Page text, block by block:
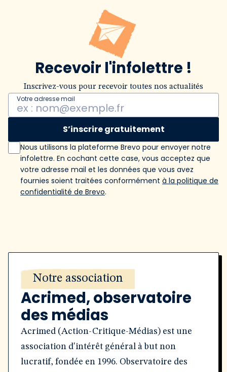
Recevoir l'infolettre !
Inscrivez-vous pour recevoir toutes nos actualités
Votre adresse mail
S’inscrire gratuitement
Nous utilisons la plateforme Brevo pour envoyer notre
infolettre. En cochant cette case, vous acceptez que
votre adresse mail et les données que vous avez
fournies soient traitées conformément à la politique de
confidentialité de Brevo.
Notre association
Acrimed, observatoire
des médias
Acrimed (Action-Critique-Médias) est une
association d'intérêt général à but non
lucratif, fondée en 1996. Observatoire des